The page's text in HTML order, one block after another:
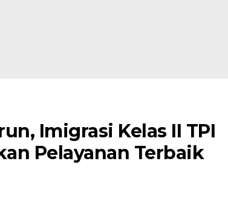
Imigrasi Kelas II TPI
Pelayanan Terbaik